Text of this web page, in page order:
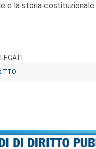
e la storia costituzionale.